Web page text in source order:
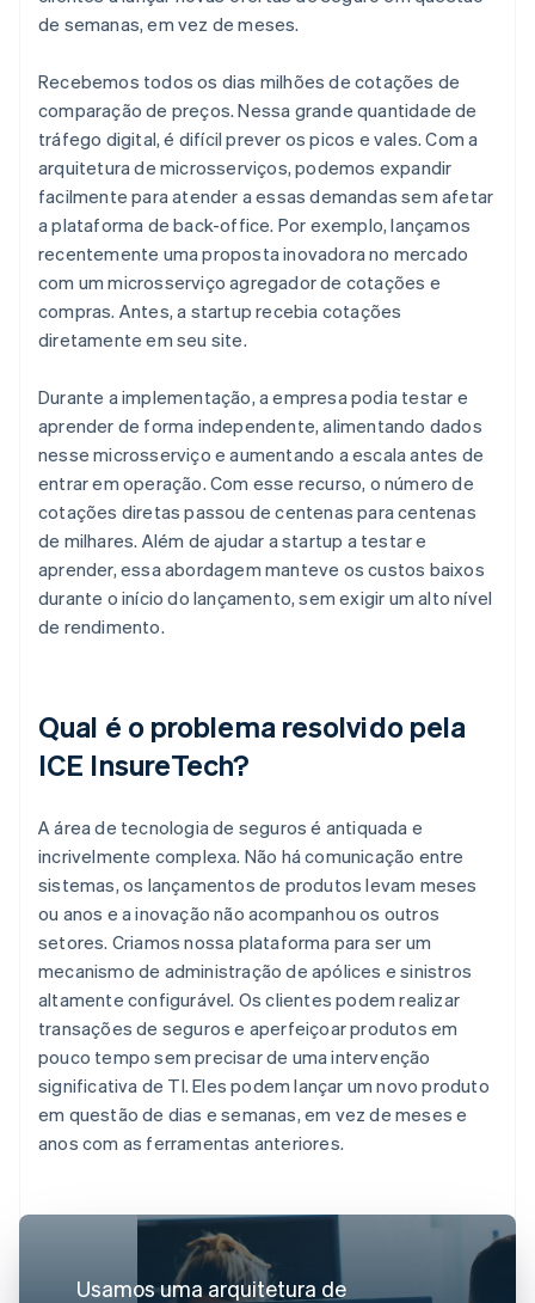
de semanas, em vez de meses.
Recebemos todos os dias milhões de cotações de
comparação de preços. Nessa grande quantidade de
tráfego digital, é difícil prever os picos e vales. Com a
arquitetura de microsserviços, podemos expandir
facilmente para atender a essas demandas sem afetar
a plataforma de back-office. Por exemplo, lançamos
recentemente uma proposta inovadora no mercado
com um microsserviço agregador de cotações e
compras. Antes, a startup recebia cotações
diretamente em seu site.
Durante a implementação, a empresa podia testar e
aprender de forma independente, alimentando dados
nesse microsserviço e aumentando a escala antes de
entrar em operação. Com esse recurso, o número de
cotações diretas passou de centenas para centenas
de milhares. Além de ajudar a startup a testar e
aprender, essa abordagem manteve os custos baixos
durante o início do lançamento, sem exigir um alto nível
de rendimento.
Qual é o problema resolvido pela
ICE InsureTech?
A área de tecnologia de seguros é antiquada e
incrivelmente complexa. Não há comunicação entre
sistemas, os lançamentos de produtos levam meses
ou anos e a inovação não acompanhou os outros
setores. Criamos nossa plataforma para ser um
mecanismo de administração de apólices e sinistros
altamente configurável. Os clientes podem realizar
transações de seguros e aperfeiçoar produtos em
pouco tempo sem precisar de uma intervenção
significativa de TI. Eles podem lançar um novo produto
em questão de dias e semanas, em vez de meses e
anos com as ferramentas anteriores.
Usamos uma arquitetura de